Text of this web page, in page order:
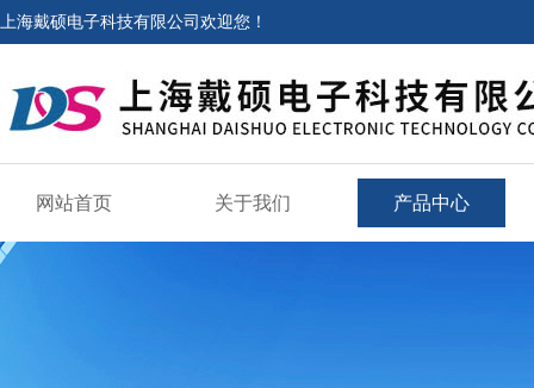
上海戴硕电子科技有限公司欢迎您！
网站首页 关于我们 产品中心